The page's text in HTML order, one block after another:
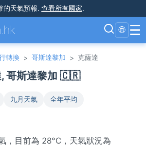
的天氣預報. 查看所有國家.
🌐 ☰
轉換 > 哥斯達黎加 > 克薩達
, 哥斯達黎加 🇨🇷
九月天氣
全年平均
，目前為 28°C，天氣狀況為